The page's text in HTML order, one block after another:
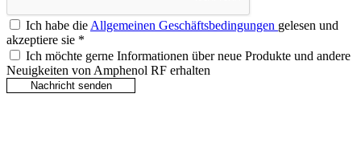
Ich habe die Allgemeinen Geschäftsbedingungen gelesen und
akzeptiere sie *
Ich möchte gerne Informationen über neue Produkte und andere
Neuigkeiten von Amphenol RF erhalten